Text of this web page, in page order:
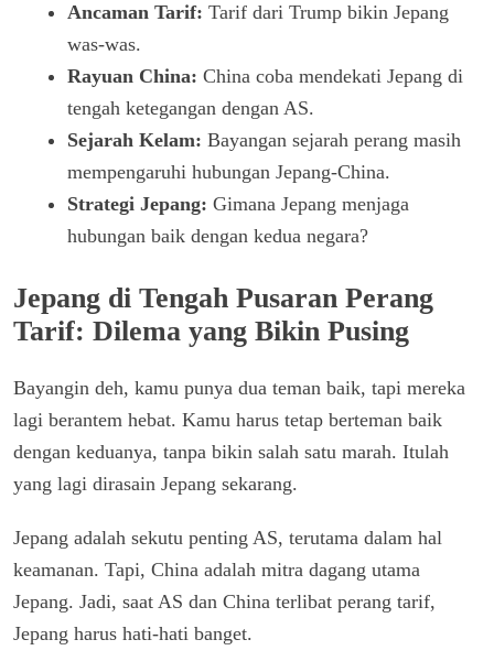
Ancaman Tarif: Tarif dari Trump bikin Jepang
was-was.
Rayuan China: China coba mendekati Jepang di
tengah ketegangan dengan AS.
Sejarah Kelam: Bayangan sejarah perang masih
mempengaruhi hubungan Jepang-China.
Strategi Jepang: Gimana Jepang menjaga
hubungan baik dengan kedua negara?
Jepang di Tengah Pusaran Perang
Tarif: Dilema yang Bikin Pusing
Bayangin deh, kamu punya dua teman baik, tapi mereka
lagi berantem hebat. Kamu harus tetap berteman baik
dengan keduanya, tanpa bikin salah satu marah. Itulah
yang lagi dirasain Jepang sekarang.
Jepang adalah sekutu penting AS, terutama dalam hal
keamanan. Tapi, China adalah mitra dagang utama
Jepang. Jadi, saat AS dan China terlibat perang tarif,
Jepang harus hati-hati banget.